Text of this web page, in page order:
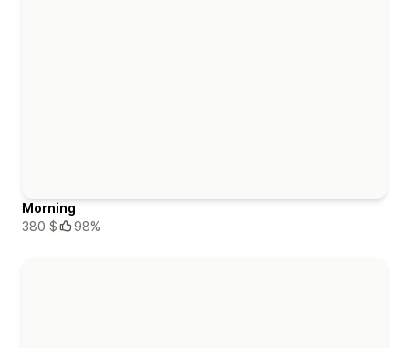
Morning
380 $
98%